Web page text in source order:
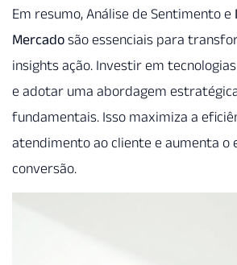
Em resumo, Análise de Sentimento e
Mercado são essenciais para
insights ação. Investir em
e adotar uma abordagem
fundamentais. Isso maximiza a
atendimento ao cliente e aumenta o
conversão.